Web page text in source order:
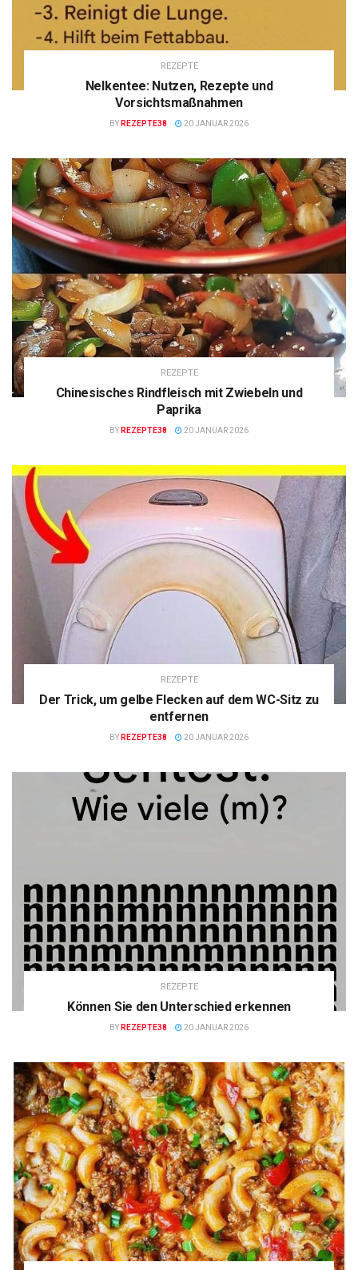
REZEPTE
Nelkentee: Nutzen, Rezepte und
Vorsichtsmaßnahmen
BY REZEPTE38 20 JANUAR 2026
REZEPTE
Chinesisches Rindfleisch mit Zwiebeln und
Paprika
BY REZEPTE38 20 JANUAR 2026
REZEPTE
Der Trick, um gelbe Flecken auf dem WC-Sitz zu
entfernen
BY REZEPTE38 20 JANUAR 2026
REZEPTE
Können Sie den Unterschied erkennen
BY REZEPTE38 20 JANUAR 2026